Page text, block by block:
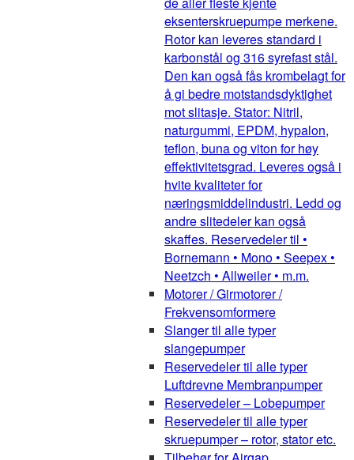
eksenterskruepumpe merkene.
Rotor kan leveres standard i
karbonstål og 316 syrefast stål.
Den kan også fås krombelagt for
å gi bedre motstandsdyktighet
mot slitasje. Stator: Nitril,
naturgummi, EPDM, hypalon,
teflon, buna og viton for høy
effektivitetsgrad. Leveres også i
hvite kvaliteter for
næringsmiddelindustri. Ledd og
andre slitedeler kan også
skaffes. Reservedeler til •
Bornemann • Mono • Seepex •
Neetzch • Allweiler • m.m.
Motorer / Girmotorer /
Frekvensomformere
Slanger til alle typer
slangepumper
Reservedeler til alle typer
Luftdrevne Membranpumper
Reservedeler – Lobepumper
Reservedeler til alle typer
skruepumper – rotor, stator etc.